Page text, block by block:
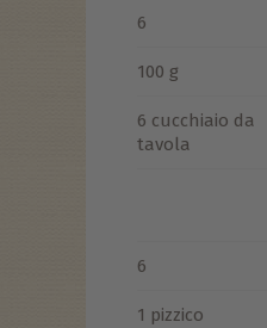
6
100 g
6 cucchiaio da
tavola
6
1 pizzico